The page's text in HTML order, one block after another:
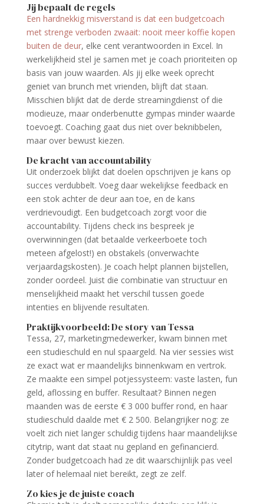
Jij bepaalt de regels
Een hardnekkig misverstand is dat een budgetcoach
met strenge verboden zwaait: nooit meer koffie kopen
buiten de deur, elke cent verantwoorden in Excel. In
werkelijkheid stel je samen met je coach prioriteiten op
basis van jouw waarden. Als jij elke week oprecht
geniet van brunch met vrienden, blijft dat staan.
Misschien blijkt dat de derde streamingdienst of die
modieuze, maar onderbenutte gympas minder waarde
toevoegt. Coaching gaat dus niet over beknibbelen,
maar over bewust kiezen.
De kracht van accountability
Uit onderzoek blijkt dat doelen opschrijven je kans op
succes verdubbelt. Voeg daar wekelijkse feedback en
een stok achter de deur aan toe, en de kans
verdrievoudigt. Een budgetcoach zorgt voor die
accountability. Tijdens check ins bespreek je
overwinningen (dat betaalde verkeerboete toch
meteen afgelost!) en obstakels (onverwachte
verjaardagskosten). Je coach helpt plannen bijstellen,
zonder oordeel. Juist die combinatie van structuur en
menselijkheid maakt het verschil tussen goede
intenties en blijvende resultaten.
Praktijkvoorbeeld: De story van Tessa
Tessa, 27, marketingmedewerker, kwam binnen met
een studieschuld en nul spaargeld. Na vier sessies wist
ze exact wat er maandelijks binnenkwam en vertrok.
Ze maakte een simpel potjessysteem: vaste lasten, fun
geld, aflossing en buffer. Resultaat? Binnen negen
maanden was de eerste € 3 000 buffer rond, en haar
studieschuld daalde met € 2 500. Belangrijker nog: ze
voelt zich niet langer schuldig tijdens haar maandelijkse
citytrip, want dat staat nu gepland en gefinancierd.
Zonder budgetcoach had ze dit waarschijnlijk pas veel
later of helemaal niet bereikt, zegt ze zelf.
Zo kies je de juiste coach